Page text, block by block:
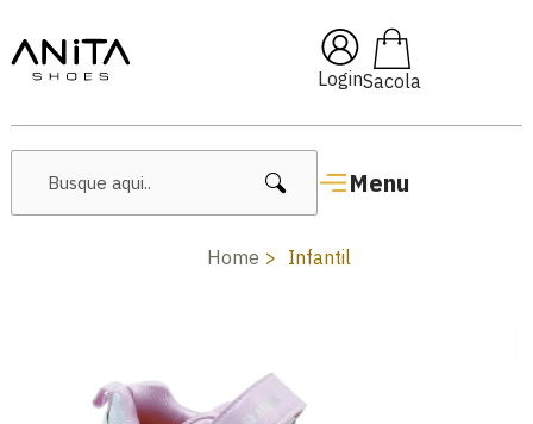
Login
Menu
🔥 Lançamentos Femininos
Home Infantil